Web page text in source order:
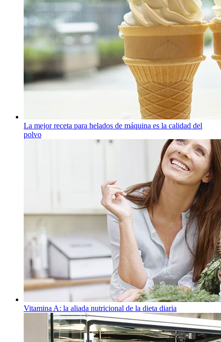
La mejor receta para helados de máquina es la calidad del
polvo
Vitamina A: la aliada nutricional de la dieta diaria